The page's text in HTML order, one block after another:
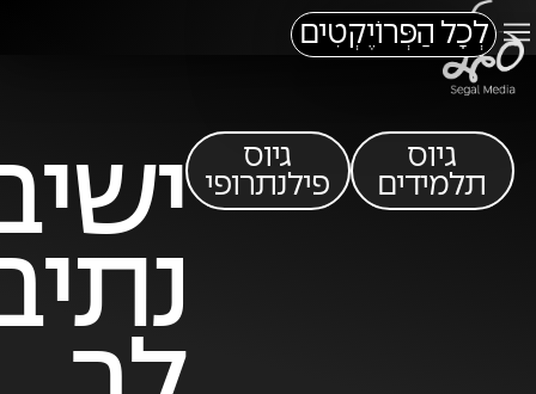
לְכָל הַפְּרוֹיֶקְטִים
גיוס
תלמידים
גיוס
פילנתרופי